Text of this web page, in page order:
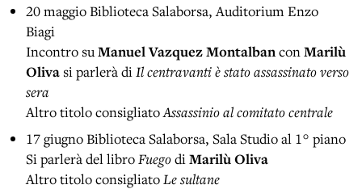
20 maggio Biblioteca Salaborsa, Auditorium Enzo
Biagi
Incontro suManuel Vazquez MontalbanconMarilù
Oliva si parlerà diIl centravanti è stato assassinato verso
sera
Altro titolo consigliatoAssassinio al comitato centrale
17 giugno Biblioteca Salaborsa, Sala Studio al 1° piano
Si parlerà del libroFuegodiMarilù Oliva
Altro titolo consigliatoLe sultane